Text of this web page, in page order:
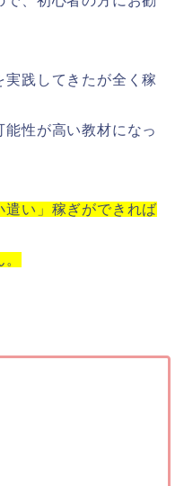
実践してきたが全く稼
性が高い教材になっ
い」稼ぎができれば